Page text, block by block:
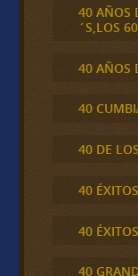
40 AÑOS
´S,LOS
40 AÑOS
40
40 DE
40 ÉXITOS
40
40